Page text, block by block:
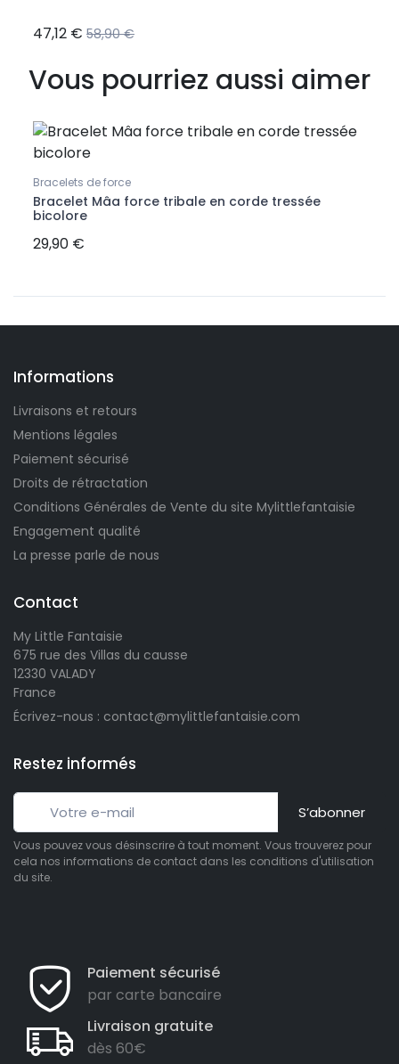
47,12 € 58,90 €
Vous pourriez aussi aimer
Bracelets de force
Bracelet Mâa force tribale en corde tressée
bicolore
29,90 €
Informations
Livraisons et retours
Mentions légales
Paiement sécurisé
Droits de rétractation
Conditions Générales de Vente du site Mylittlefantaisie
Engagement qualité
La presse parle de nous
Contact
My Little Fantaisie
675 rue des Villas du causse
12330 VALADY
France
Écrivez-nous : contact@mylittlefantaisie.com
Restez informés
S’abonner
Vous pouvez vous désinscrire à tout moment. Vous trouverez pour
cela nos informations de contact dans les conditions d'utilisation
du site.
Paiement sécurisé
par carte bancaire
Livraison gratuite
dès 60€